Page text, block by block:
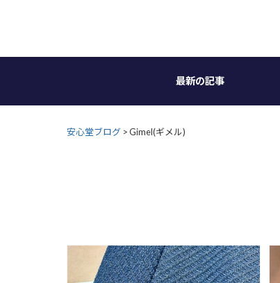
最新の記事
安心堂ブログ >Gimel(ギメル)